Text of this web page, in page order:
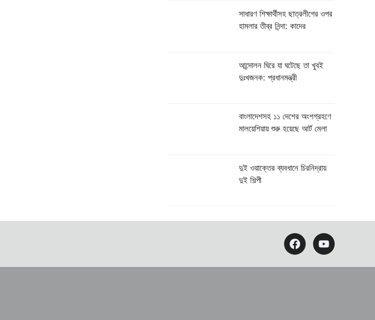
সাধারণ শিক্ষার্থীসহ ছাত্রলীগের ওপর
হামলার তীব্র নিন্দা: কাদের
আন্দোলন ঘিরে যা ঘটেছে তা খুবই
দুঃখজনক: প্রধানমন্ত্রী
বাংলাদেশসহ ১১ দেশের অংশগ্রহণে
মালয়েশিয়ায় শুরু হয়েছে আর্ট মেলা
দুই ওয়াক্তের ব্যবধানে চিরনিদ্রায়
দুই শিল্পী